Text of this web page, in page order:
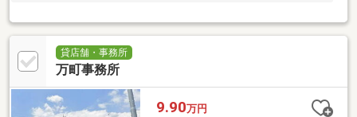
貸店舗・事務所
万町事務所
9.90万円